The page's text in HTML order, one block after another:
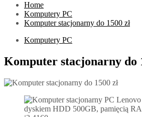
Home
Komputery PC
Komputer stacjonarny do 1500 zł
Komputery PC
Komputer stacjonarny do